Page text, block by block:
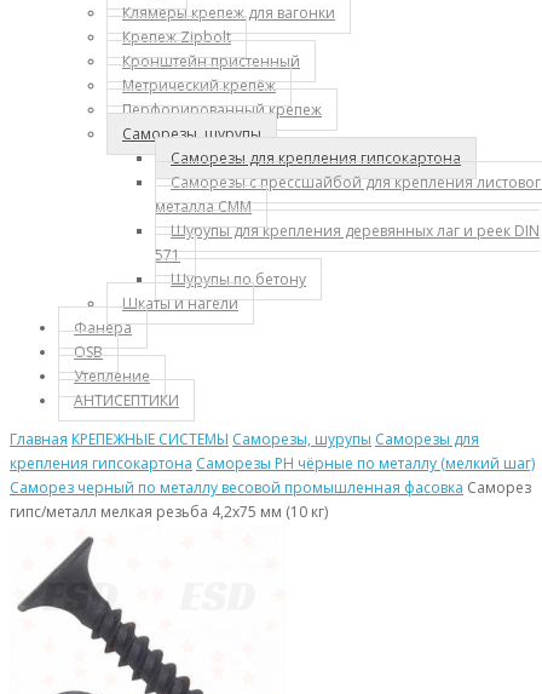
Клямеры крепеж для вагонки
Крепеж Zipbolt
Кронштейн пристенный
Метрический крепёж
Перфорированный крепеж
Саморезы, шурупы
Саморезы для крепления гипсокартона
Саморезы с прессшайбой для крепления
металла СММ
Шурупы для крепления деревянных лаг и реек DIN
571
Шурупы по бетону
Шкаты и нагели
Фанера
OSB
Утепление
АНТИСЕПТИКИ
Главная КРЕПЕЖНЫЕ СИСТЕМЫ Саморезы, шурупы Саморезы для
крепления гипсокартона Саморезы PH чёрные по металлу (мелкий шаг)
Саморез черный по металлу весовой промышленная фасовка Саморез
гипс/металл мелкая резьба 4,2х75 мм (10 кг)